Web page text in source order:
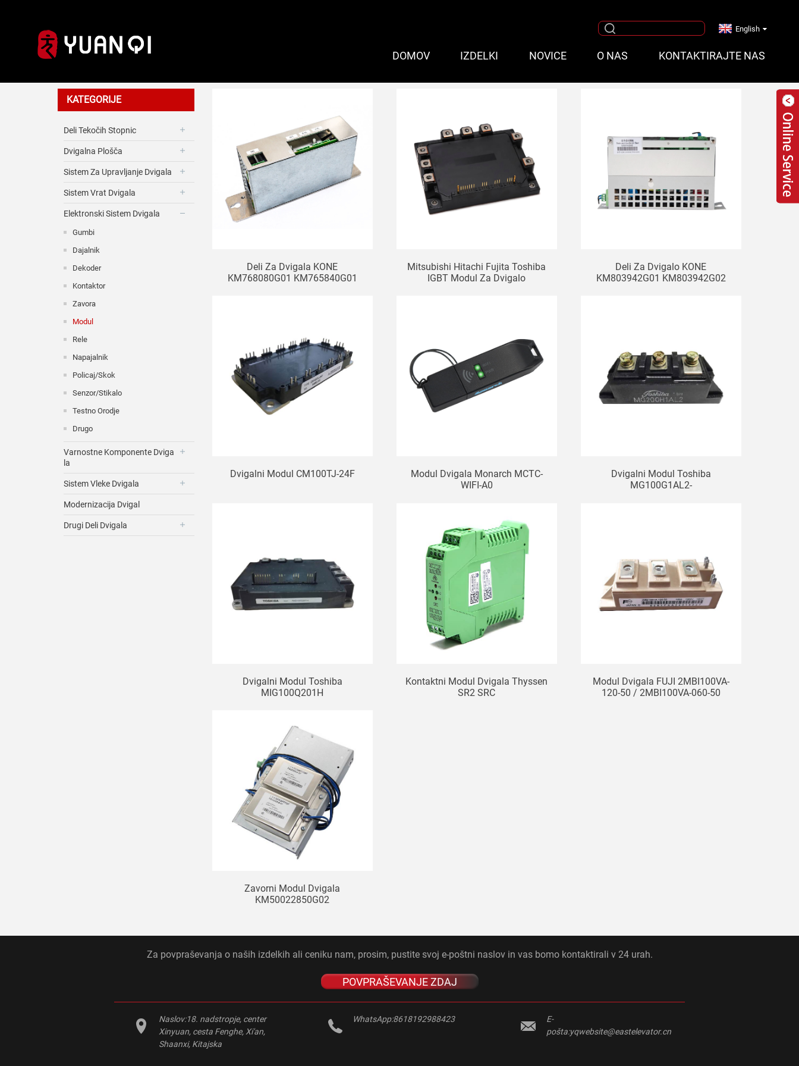
DOMOV IZDELKI NOVICE O NAS KONTAKTIRAJTE NAS
English
KATEGORIJE
Deli Tekočih Stopnic
Dvigalna Plošča
Sistem Za Upravljanje Dvigala
Sistem Vrat Dvigala
Elektronski Sistem Dvigala
Gumbi
Dajalnik
Dekoder
Kontaktor
Zavora
Modul
Rele
Napajalnik
Policaj/Skok
Senzor/stikalo
Testno Orodje
Drugo
Varnostne Komponente Dviga
La
Sistem Vleke Dvigala
Modernizacija Dvigal
Drugi Deli Dvigala
Deli Za Dvigala KONE
KM768080G01 KM765840G01
Mitsubishi Hitachi Fujita Toshiba
IGBT Modul Za Dvigalo
Deli Za Dvigalo KONE
KM803942G01 KM803942G02
Dvigalni Modul CM100TJ-24F
Modul Dvigala Monarch MCTC-
WIFI-A0
Dvigalni Modul Toshiba
MG100G1AL2-
Dvigalni Modul Toshiba
MIG100Q201H
Kontaktni Modul Dvigala Thyssen
SR2 SRC
Modul Dvigala FUJI 2MBI100VA-
120-50 / 2MBI100VA-060-50
Zavorni Modul Dvigala
KM50022850G02
Za povpraševanja o naših izdelkih ali ceniku nam, prosim, pustite svoj e-poštni naslov in vas bomo kontaktirali v 24 urah.
POVPRAŠEVANJE ZDAJ
Naslov:18. nadstropje, center
Xinyuan, cesta Fenghe, Xi'an,
Shaanxi, Kitajska
WhatsApp:8618192988423
E-
pošta:yqwebsite@eastelevator.cn